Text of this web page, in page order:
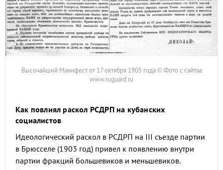
Высочайший Манифест от 17 октября 1905 года © Фото с сайтаа
www.ruguard.ru
Как повлиял раскол РСДРП на кубанских
социалистов
Идеологический раскол в РСДРП на III съезде партии
в Брюсселе (1903 год) привел к появлению внутри
партии фракций большевиков и меньшевиков.